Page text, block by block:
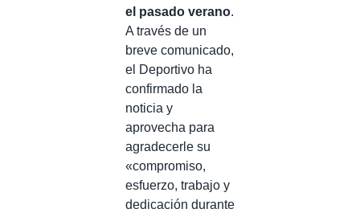
el pasado verano.
A través de un
breve comunicado,
el Deportivo ha
confirmado la
noticia y
aprovecha para
agradecerle su
«compromiso,
esfuerzo, trabajo y
dedicación durante